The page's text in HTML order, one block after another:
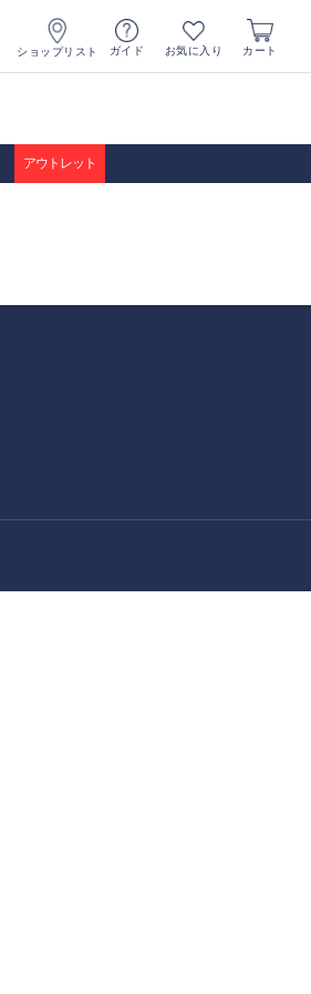
ショップリスト ガイド お気に入り カート
アウトレット